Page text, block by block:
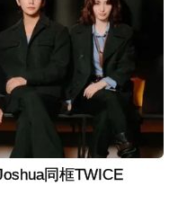
同框TWICE